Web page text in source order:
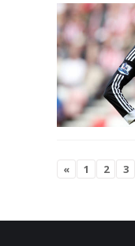
« 1 2 3